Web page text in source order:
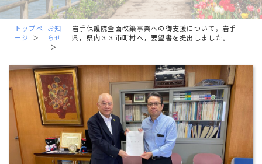
トップペ
ージ
お知
らせ
岩手保護院全面改築事業への御支援について，岩手
県，県内３３市町村へ，要望書を提出しました。